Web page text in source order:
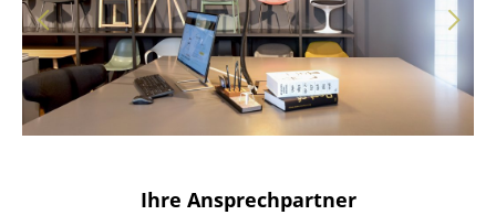
Ihre Ansprechpartner